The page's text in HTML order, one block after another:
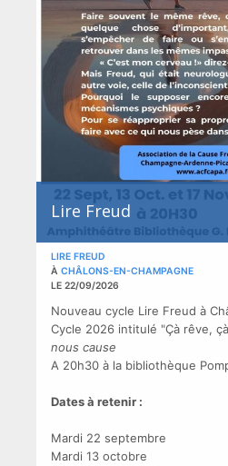
Lire Freud
LIRE FREUD
À CHÂLONS-EN-CHAMPAGNE
LE 22/09/2026
Nouveau cycle Lire Freud à
Cycle 2026 intitulé "Çà rêve,
nous cause
A 20h30 à la bibliothèque
Dates à retenir :
Mardi 22 septembre
Mardi 13 octobre